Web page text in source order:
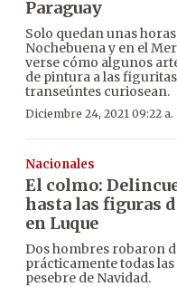
Paraguay
Solo quedan unas
Nochebuena y en el
verse cómo algunos
de pintura a las
transeúntes curiosean.
Diciembre 24, 2021 09:22 a.
Nacionales
El colmo:
hasta las figuras
en Luque
Dos hombres robaron
prácticamente todas
pesebre de Navidad.